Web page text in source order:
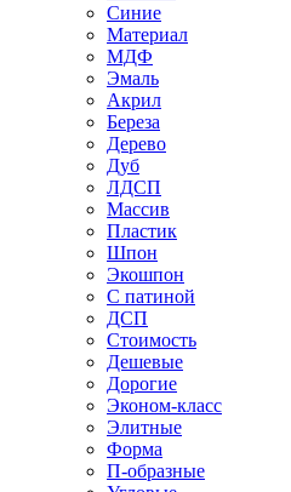
Синие
Материал
МДФ
Эмаль
Акрил
Береза
Дерево
Дуб
ЛДСП
Массив
Пластик
Шпон
Экошпон
С патиной
ДСП
Стоимость
Дешевые
Дорогие
Эконом-класс
Элитные
Форма
П-образные